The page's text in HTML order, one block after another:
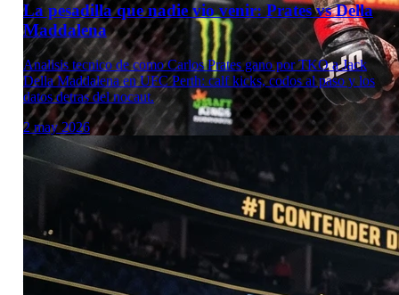
Laboratorio Técnico
La pesadilla que nadie vio venir: Prates vs Della
Maddalena
Analisis tecnico de como Carlos Prates gano por TKO a Jack
Della Maddalena en UFC Perth: calf kicks, codos al paso y los
datos detras del nocaut.
2 may 2026